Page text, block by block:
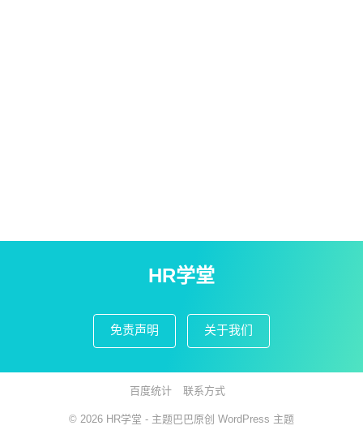
HR学堂
免责声明 关于我们
百度统计 联系方式
© 2026 HR学堂 - 主题巴巴原创 WordPress 主题